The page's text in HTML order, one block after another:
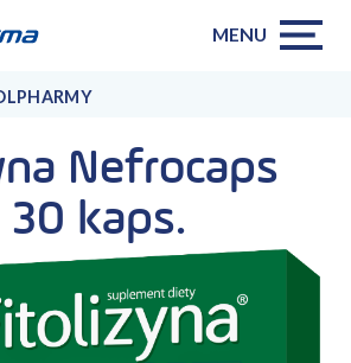
MENU
Nefrocaps
kaps.